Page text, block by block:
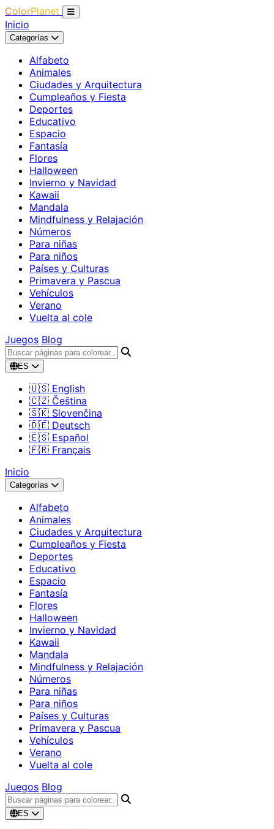
ColorPlanet
Inicio
Categorías
Alfabeto
Animales
Ciudades y Arquitectura
Cumpleaños y Fiesta
Deportes
Educativo
Espacio
Fantasía
Flores
Halloween
Invierno y Navidad
Kawaii
Mandala
Mindfulness y Relajación
Números
Para niñas
Para niños
Países y Culturas
Primavera y Pascua
Vehículos
Verano
Vuelta al cole
Juegos Blog
ES
🇺🇸 English
🇨🇿 Čeština
🇸🇰 Slovenčina
🇩🇪 Deutsch
🇪🇸 Español
🇫🇷 Français
Inicio
Categorías
Alfabeto
Animales
Ciudades y Arquitectura
Cumpleaños y Fiesta
Deportes
Educativo
Espacio
Fantasía
Flores
Halloween
Invierno y Navidad
Kawaii
Mandala
Mindfulness y Relajación
Números
Para niñas
Para niños
Países y Culturas
Primavera y Pascua
Vehículos
Verano
Vuelta al cole
Juegos Blog
ES